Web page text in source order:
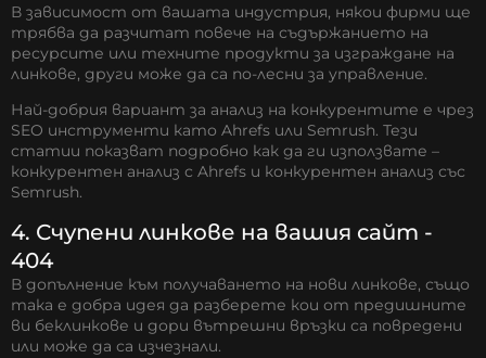
В зависимост от вашата индустрия, някои фирми ще
трябва да разчитат повече на съдържанието на
ресурсите или техните продукти за изграждане на
линкове, други може да са по-лесни за управление.
Най-добрия вариант за анализ на конкурентите е чрез
SEO инструменти като Ahrefs или Semrush. Тези
статии показват подробно как да ги използвате –
конкурентен анализ с Ahrefs и конкурентен анализ със
Semrush.
4. Счупени линкове на вашия сайт -
404
В допълнение към получаването на нови линкове, също
така е добра идея да разберете кои от предишните
ви беклинкове и дори вътрешни връзки са повредени
или може да са изчезнали.